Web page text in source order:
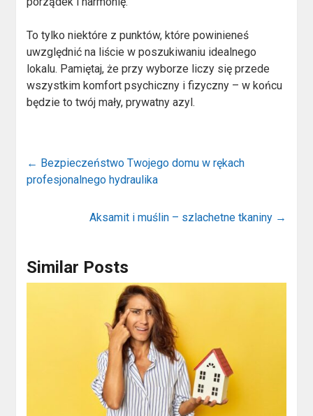
To tylko niektóre z punktów, które powinieneś
uwzględnić na liście w poszukiwaniu idealnego
lokalu. Pamiętaj, że przy wyborze liczy się przede
wszystkim komfort psychiczny i fizyczny – w końcu
będzie to twój mały, prywatny azyl.
← Bezpieczeństwo Twojego domu w rękach
profesjonalnego hydraulika
Aksamit i muślin – szlachetne tkaniny →
Similar Posts